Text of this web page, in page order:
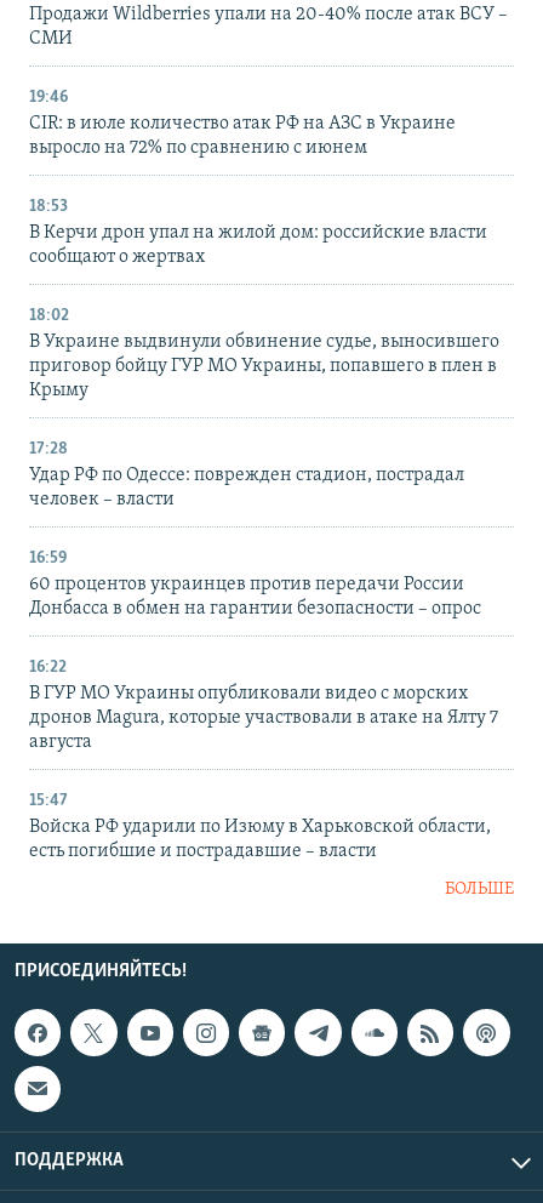
Продажи Wildberries упали на 20-40% после атак ВСУ –
СМИ
19:46
CIR: в июле количество атак РФ на АЗС в Украине
выросло на 72% по сравнению с июнем
18:53
В Керчи дрон упал на жилой дом: российские власти
сообщают о жертвах
18:02
В Украине выдвинули обвинение судье, выносившего
приговор бойцу ГУР МО Украины, попавшего в плен в
Крыму
17:28
Удар РФ по Одессе: поврежден стадион, пострадал
человек – власти
16:59
60 процентов украинцев против передачи России
Донбасса в обмен на гарантии безопасности – опрос
16:22
В ГУР МО Украины опубликовали видео с морских
дронов Magura, которые участвовали в атаке на Ялту 7
августа
15:47
Войска РФ ударили по Изюму в Харьковской области,
есть погибшие и пострадавшие – власти
БОЛЬШЕ
ПРИСОЕДИНЯЙТЕСЬ!
ПОДДЕРЖКА